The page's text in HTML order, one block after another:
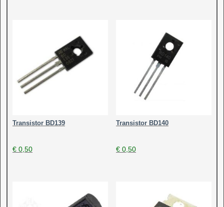
Transistor BD139
€ 0,50
Transistor BD140
€0,50